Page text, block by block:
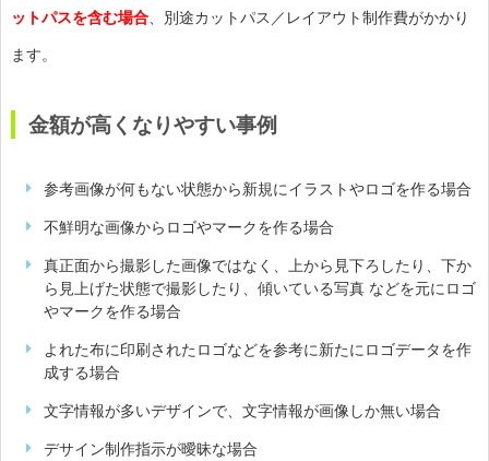
ットパスを含む場合 、別途カットパス／レイアウト制作費がかかり
ます。
金額が高くなりやすい事例
参考画像が何もない状態から新規にイラストやロゴを作る場合
不鮮明な画像からロゴやマークを作る場合
真正面から撮影した画像ではなく、上から見下ろしたり、下か
ら見上げた状態で撮影したり、傾いている写真 などを元にロゴ
やマークを作る場合
よれた布に印刷されたロゴなどを参考に新たにロゴデータを作
成する場合
文字情報が多いデザインで、文字情報が画像しか無い場合
デサイン制作指示が曖昧な場合